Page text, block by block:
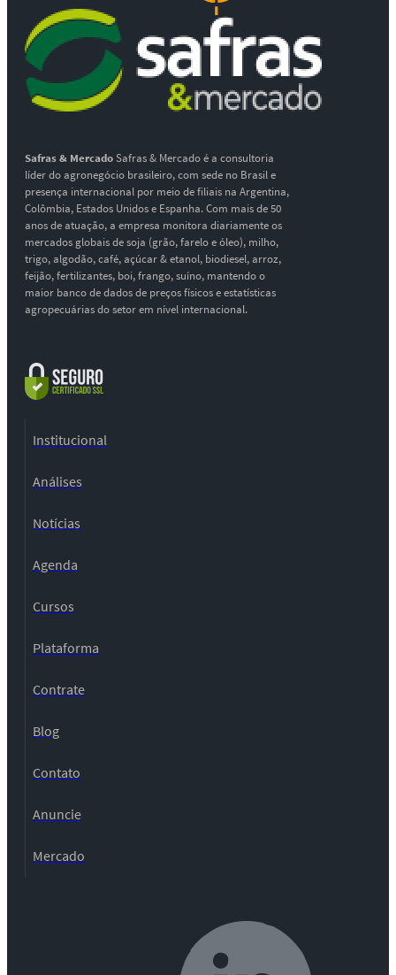
Safras & MercadoSafras & Mercado é a consultoria
líder do agronegócio brasileiro, com sede no Brasil e
presença internacional por meio de filiais na Argentina,
Colômbia, Estados Unidos e Espanha. Com mais de 50
anos de atuação, a empresa monitora diariamente os
mercados globais de soja (grão, farelo e óleo), milho,
trigo, algodão, café, açúcar & etanol, biodiesel, arroz,
feijão, fertilizantes, boi, frango, suíno, mantendo o
maior banco de dados de preços físicos e estatísticas
agropecuárias do setor em nível internacional.
Institucional
Análises
Notícias
Agenda
Cursos
Plataforma
Contrate
Blog
Contato
Anuncie
Mercado